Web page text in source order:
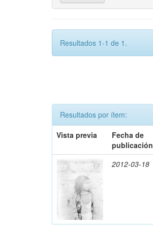
Resultados 1-1 de 1.
Resultados por ítem:
Vista previa
Fecha de
publicación
2012-03-18